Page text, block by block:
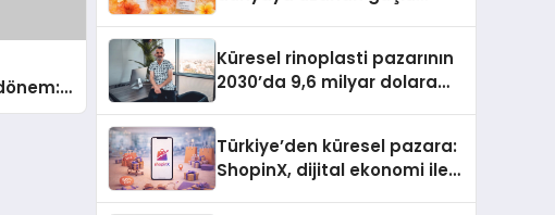
Küresel rinoplasti pazarının
2030’da 9,6 milyar dolara
Türkiye’den küresel pazara:
ShopinX, dijital ekonomi ile